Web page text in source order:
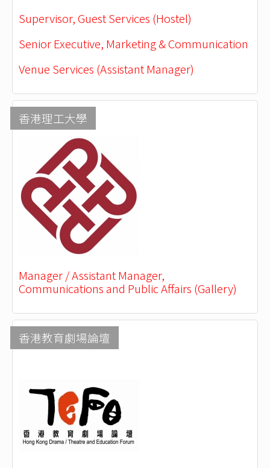
Supervisor, Guest Services (Hostel)
Senior Executive, Marketing & Communication
Venue Services (Assistant Manager)
香港理工大學
Manager / Assistant Manager,
Communications and Public Affairs (Gallery)
香港教育劇場論壇